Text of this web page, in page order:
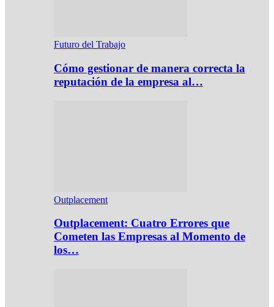
Futuro del Trabajo
Cómo gestionar de manera correcta la
reputación de la empresa al…
Outplacement
Outplacement: Cuatro Errores que
Cometen las Empresas al Momento de
los…